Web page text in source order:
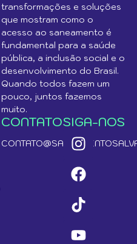
transformações e soluções
que mostram como o
acesso ao saneamento é
fundamental para a saúde
pública, a inclusão social e o
desenvolvimento do Brasil.
Quando todos fazem um
pouco, juntos fazemos
muito.
CONTATOSIGA-NOS